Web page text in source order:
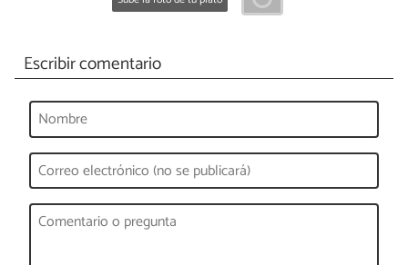
Escribir comentario